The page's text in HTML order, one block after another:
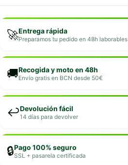
🚀Entrega rápida
Preparamos tu pedido en 48h laborables
🚚Recogida y moto en 48h
Envío gratis en BCN desde 50€
↩️Devolución fácil
14 días para devolver
🔒Pago 100% seguro
SSL + pasarela certificada